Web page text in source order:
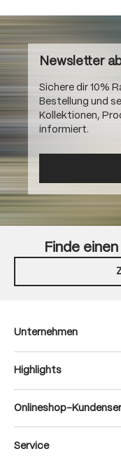
Newsletter
Sichere dir 10%
Bestellung und
Kollektionen,
informiert.
Finde
Unternehmen
Highlights
Onlineshop-
Service